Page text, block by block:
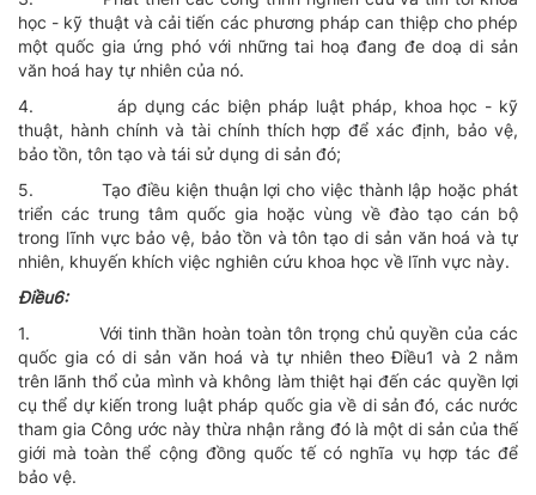
học - kỹ thuật và cải tiến các phương pháp can thiệp cho phép
một quốc gia ứng phó với những tai hoạ đang đe doạ di sản
văn hoá hay tự nhiên của nó.
4. áp dụng các biện pháp luật pháp, khoa học - kỹ
thuật, hành chính và tài chính thích hợp để xác định, bảo vệ,
bảo tồn, tôn tạo và tái sử dụng di sản đó;
5.Tạo điều kiện thuận lợi cho việc thành lập hoặc phát
triển các trung tâm quốc gia hoặc vùng về đào tạo cán bộ
trong lĩnh vực bảo vệ, bảo tồn và tôn tạo di sản văn hoá và tự
nhiên, khuyến khích việc nghiên cứu khoa học về lĩnh vực này.
Ðiều6:
1. Với tinh thần hoàn toàn tôn trọng chủ quyền của các
quốc gia có di sản văn hoá và tự nhiên theo Ðiều1 và 2 nằm
trên lãnh thổ của mình và không làm thiệt hại đến các quyền lợi
cụ thể dự kiến trong luật pháp quốc gia về di sản đó, các nước
tham gia Công ước này thừa nhận rằng đó là một di sản của thế
giới mà toàn thể cộng đồng quốc tế có nghĩa vụ hợp tác để
bảo vệ.